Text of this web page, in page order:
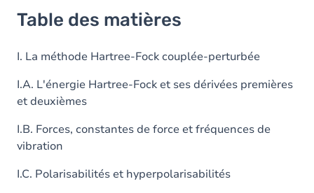
Table des matières
I. La méthode Hartree-Fock couplée-perturbée
I.A. L'énergie Hartree-Fock et ses dérivées premières
et deuxièmes
I.B. Forces, constantes de force et fréquences de
vibration
I.C. Polarisabilités et hyperpolarisabilités